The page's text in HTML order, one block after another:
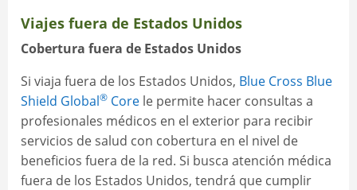
Viajes fuera de Estados Unidos
​​​​​​​Cobertura fuera de Estados Unidos
Si viaja fuera de los Estados Unidos, Blue Cross Blue
Shield Global® Core le permite hacer consultas a
profesionales médicos en el exterior para recibir
servicios de salud con cobertura en el nivel de
beneficios fuera de la red. Si busca atención médica
fuera de los Estados Unidos, tendrá que cumplir